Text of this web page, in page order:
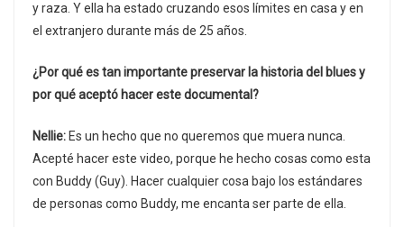
y raza. Y ella ha estado cruzando esos límites en casa y en
el extranjero durante más de 25 años.
¿Por qué es tan importante preservar la historia del blues y
por qué aceptó hacer este documental?
Nellie: Es un hecho que no queremos que muera nunca.
Acepté hacer este video, porque he hecho cosas como esta
con Buddy (Guy). Hacer cualquier cosa bajo los estándares
de personas como Buddy, me encanta ser parte de ella.